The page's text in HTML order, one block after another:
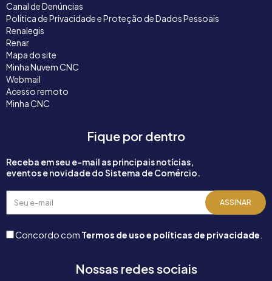
Canal de Denúncias
Política de Privacidade e Proteção de Dados Pessoais
Renalegis
Renar
Mapa do site
Minha Nuvem CNC
Webmail
Acesso remoto
Minha CNC
Fique por dentro
Receba em seu e-mail as principais notícias,
eventos e novidade do Sistema de Comércio.
Seu
e-
ASSINAR
Concordo com Termos de uso e políticas de privacidade
Nossas redes sociais